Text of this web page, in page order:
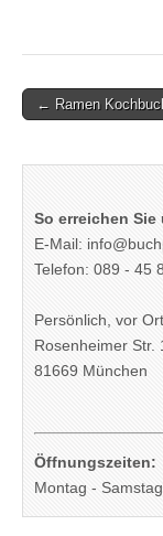
Post
← Ramen
So erreichen Sie
E-Mail:
Telefon: 089 - 45
Persönlich, vor
Rosenheimer Str.
81669 München
Öffnungszeiten:
Montag -